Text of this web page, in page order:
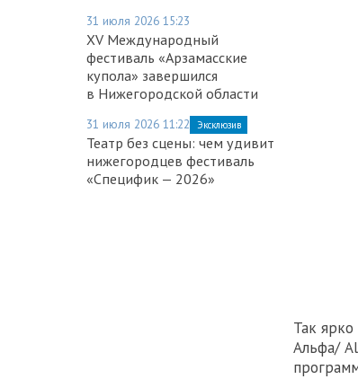
31 июля 2026 15:23
XV Международный
фестиваль «Арзамасские
купола» завершился
в Нижегородской области
31 июля 2026 11:22 Эксклюзив
Театр без сцены: чем удивит
нижегородцев фестиваль
«Специфик — 2026»
Так
Альфа/